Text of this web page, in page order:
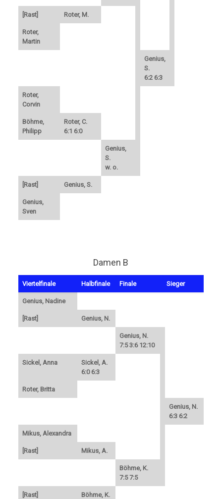
[Rast] Roter, M.
Roter,
Martin
Genius,
S.
6:2 6:3
Roter,
Corvin
Böhme,
Philipp
Roter, C.
6:1 6:0
Genius,
S.
w. o.
[Rast] Genius, S.
Genius,
Sven
Damen B
Viertelfinale Halbfinale Finale Sieger
Genius, Nadine
[Rast] Genius, N.
Genius, N.
7:5 3:6 12:10
Sickel, Anna
Sickel, A.
6:0 6:3
Roter, Britta
Genius, N.
6:3 6:2
Mikus, Alexandra
[Rast] Mikus, A.
Böhme, K.
7:5 7:5
[Rast] Böhme, K.